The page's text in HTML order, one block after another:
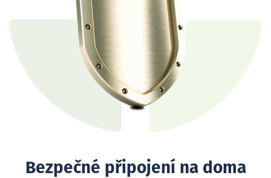
Bezpečné připojení na doma